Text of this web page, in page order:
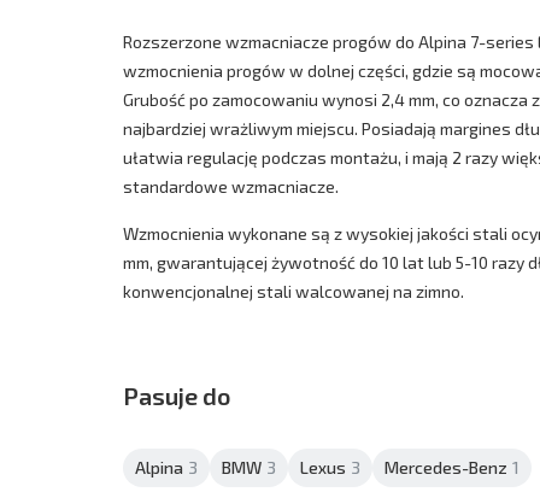
Rozszerzone wzmacniacze progów do Alpina 7-series
wzmocnienia progów w dolnej części, gdzie są
Grubość po zamocowaniu wynosi 2,4 mm, co
najbardziej wrażliwym miejscu. Posiadają margines
ułatwia regulację podczas montażu, i mają 2 razy
standardowe wzmacniacze.
Wzmocnienia wykonane są z wysokiej jakości stali
mm, gwarantującej żywotność do 10 lat lub 5-10 razy
konwencjonalnej stali walcowanej na zimno.
Pasuje do
Alpina 3 BMW 3 Lexus 3 Mercedes-Benz 1